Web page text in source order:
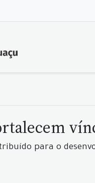
para o